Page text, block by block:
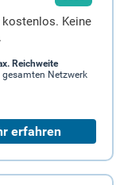
Keine
Reichweite
gesamten Netzwerk
erfahren